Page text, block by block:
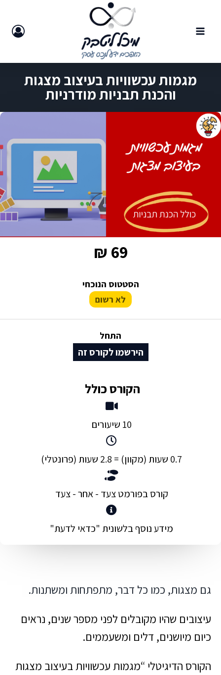
מגמות עכשוויות בעיצוב מצגות
והכנת תבניות מודרניות
גם מצגות, כמו כל דבר, מתפתחות ומשתנות.
עיצובים שהיו מקובלים לפני מספר שנים, נראים
כיום מיושנים, דלים ומשעממים.
הקורס הדיגיטלי “מגמות עכשוויות בעיצוב מצגות
69 ₪
הסטטוס הנוכחי
לא רשום
התחל
הירשמו לקורס זה
הקורס כולל
10 שיעורים
0.7 שעות (מקוון) = 2.8 שעות (פרונטלי)
קורס בפורמט צעד - אחר - צעד
מידע נוסף בלשונית "כדאי לדעת"